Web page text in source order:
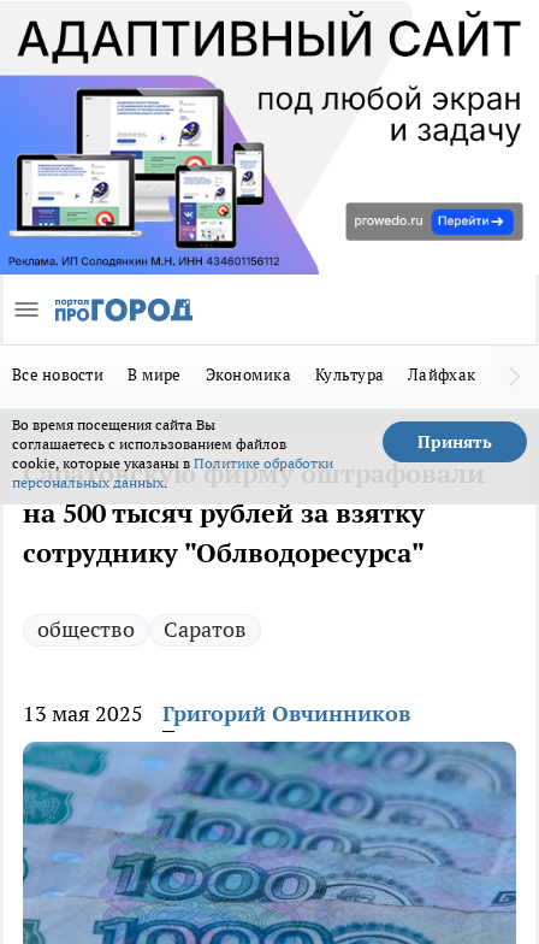
Все новости В мире Экономика Культура Лайфхак
Во время посещения сайта Вы
соглашаетесь с использованием файлов
cookie, которые указаны в Политике обработки
персональных данных.
Принять
Саратовскую фирму оштрафовали
на 500 тысяч рублей за взятку
сотруднику "Облводоресурса"
общество Саратов
13 мая 2025 Григорий Овчинников